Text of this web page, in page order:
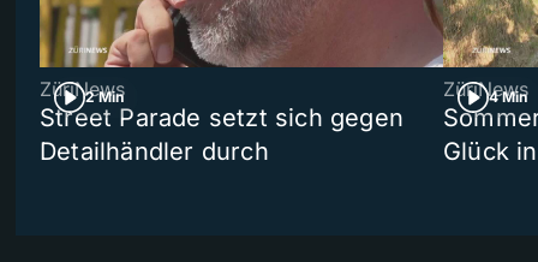
2 Min
ZüriNews
Street Parade setzt sich gegen
Detailhändler durch
4 Min
ZüriNews
Glück